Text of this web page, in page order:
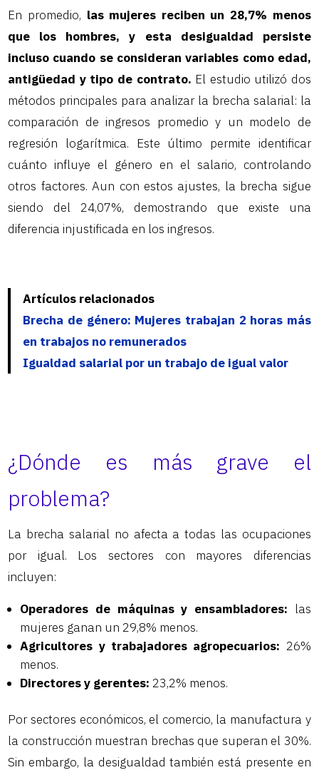
En promedio, las mujeres reciben un 28,7% menos
que los hombres, y esta desigualdad persiste
incluso cuando se consideran variables como edad,
antigüedad y tipo de contrato. El estudio utilizó dos
métodos principales para analizar la brecha salarial: la
comparación de ingresos promedio y un modelo de
regresión logarítmica. Este último permite identificar
cuánto influye el género en el salario, controlando
otros factores. Aun con estos ajustes, la brecha sigue
siendo del 24,07%, demostrando que existe una
diferencia injustificada en los ingresos.
Artículos relacionados
Brecha de género: Mujeres trabajan 2 horas más
en trabajos no remunerados
Igualdad salarial por un trabajo de igual valor
¿Dónde es más grave el
problema?
La brecha salarial no afecta a todas las ocupaciones
por igual. Los sectores con mayores diferencias
incluyen:
Operadores de máquinas y ensambladores: las
mujeres ganan un 29,8% menos.
Agricultores y trabajadores agropecuarios: 26%
menos.
Directores y gerentes: 23,2% menos.
Por sectores económicos, el comercio, la manufactura y
la construcción muestran brechas que superan el 30%.
Sin embargo, la desigualdad también está presente en